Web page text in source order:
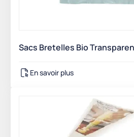
Sacs Bretelles Bio
En savoir plus